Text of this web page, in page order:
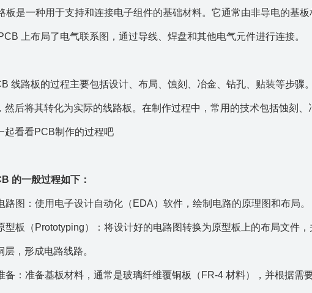
板是一种用于支持和连接电子组件的基础材料。它通常由非导电的基
上布局了电气联系图，通过导线、焊盘和其他电气元件进行连接。
线路板的过程主要包括设计、布局、蚀刻、冶金、钻孔、贴装等步骤
然后将其转化为实际的线路板。在制作过程中，常用的技术包括蚀刻
起看看PCB制作的过程吧
的一般过程如下：
路图：使用电子设计自动化（EDA）软件，绘制电路的原理图和布局。
型板（Prototyping）：将设计好的电路图转换为原型板上的布局文件
层，形成电路线路。
备：准备基板材料，通常是玻璃纤维覆铜板（FR-4 材料），并根据需